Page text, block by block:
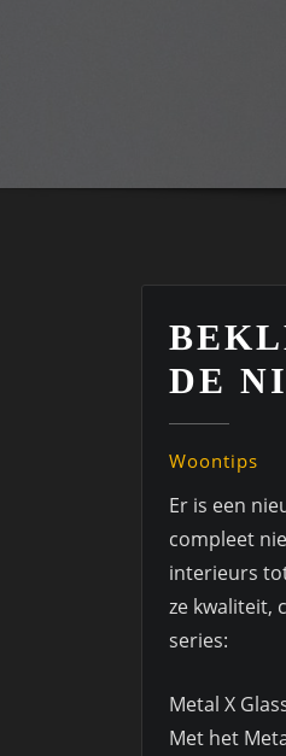
DE
Woontips
Er is een
compleet
interieurs
ze kwaliteit,
series:
Metal X
Met het